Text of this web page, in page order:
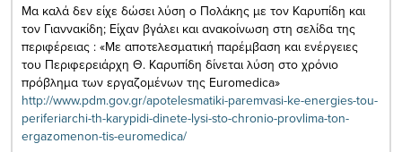
Μα καλά δεν είχε δώσει λύση ο Πολάκης με τον Καρυπίδη και
τον Γιαννακίδη; Είχαν βγάλει και ανακοίνωση στη σελίδα της
περιφέρειας : «Με αποτελεσματική παρέμβαση και ενέργειες
του Περιφερειάρχη Θ. Καρυπίδη δίνεται λύση στο χρόνιο
πρόβλημα των εργαζομένων της Euromedica»
http://www.pdm.gov.gr/apotelesmatiki-paremvasi-ke-energies-tou-
periferiarchi-th-karypidi-dinete-lysi-sto-chronio-provlima-ton-
ergazomenon-tis-euromedica/